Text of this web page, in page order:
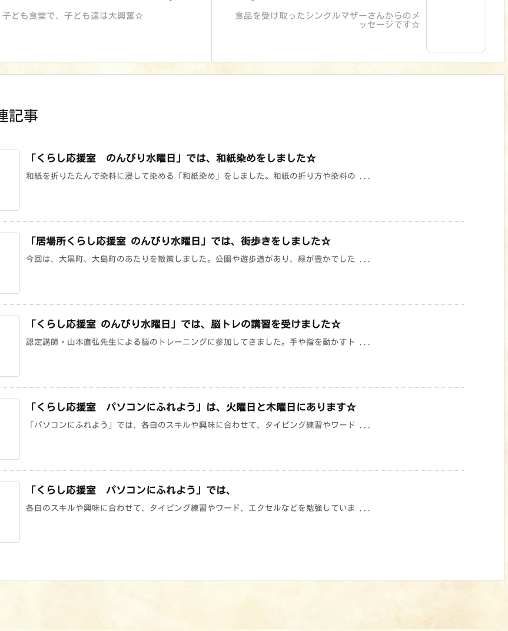
食品を受け取ったシングルマザーさんからのメ
ッセージです☆
子ども食堂で、子ども達は大興奮☆
記事
「くらし応援室 のんびり水曜日」では、和紙染めをしました☆
和紙を折りたたんで染料に浸して染める「和紙染め」をしました。和紙の折り方や染料の ...
「居場所くらし応援室 のんびり水曜日」では、街歩きをしました☆
今回は、大黒町、大島町のあたりを散策しました。公園や遊歩道があり、緑が豊かでした ...
「くらし応援室 のんびり水曜日」では、脳トレの講習を受けました☆
認定講師・山本直弘先生による脳のトレーニングに参加してきました。手や指を動かすト ...
「くらし応援室 パソコンにふれよう」は、火曜日と木曜日にあります☆
「パソコンにふれよう」では、各自のスキルや興味に合わせて、タイピング練習やワード ...
「くらし応援室 パソコンにふれよう」では、
各自のスキルや興味に合わせて、タイピング練習やワード、エクセルなどを勉強していま ...